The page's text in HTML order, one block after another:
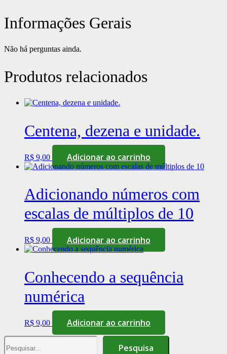
Informações Gerais
Não há perguntas ainda.
Produtos relacionados
Centena, dezena e unidade.
R$ 9,00 Adicionar ao carrinho
Adicionando números com
escalas de múltiplos de 10
R$ 9,00 Adicionar ao carrinho
Conhecendo a sequência
numérica
R$ 9,00 Adicionar ao carrinho
Pesquisa
Pesquisa